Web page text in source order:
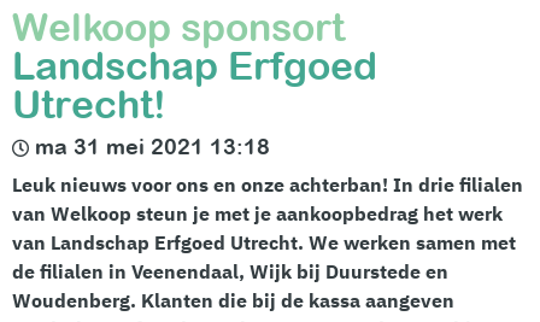
Welkoop sponsort
Landschap Erfgoed
Utrecht!
ma 31 mei 2021 13:18
Leuk nieuws voor ons en onze achterban! In drie filialen
van Welkoop steun je met je aankoopbedrag het werk
van Landschap Erfgoed Utrecht. We werken samen met
de filialen in Veenendaal, Wijk bij Duurstede en
Woudenberg. Klanten die bij de kassa aangeven